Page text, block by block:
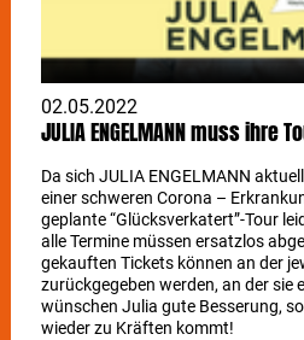
02.05.2022
JULIA ENGELMANN muss ihre
Da sich JULIA ENGELMANN
einer schweren Corona –
geplante “Glücksverkatert”-Tour
alle Termine müssen ersatzlos
gekauften Tickets können an der
zurückgegeben werden, an der sie
wünschen Julia gute Besserung,
wieder zu Kräften kommt!